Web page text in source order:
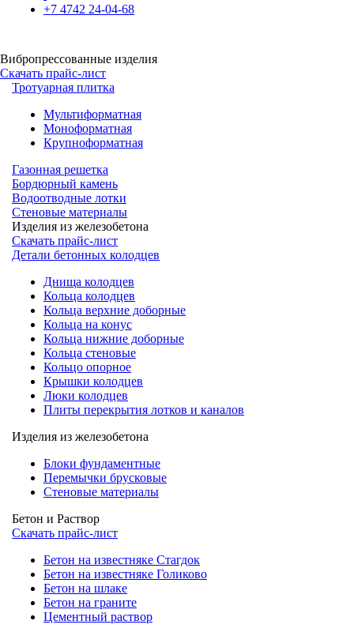
+7 4742 24-04-68
Вибропрессованные изделия
Скачать прайс-лист
Тротуарная плитка
Мультиформатная
Моноформатная
Крупноформатная
Газонная решетка
Бордюрный камень
Водоотводные лотки
Стеновые материалы
Изделия из железобетона
Скачать прайс-лист
Детали бетонных колодцев
Днища колодцев
Кольца колодцев
Кольца верхние доборные
Кольца на конус
Кольца нижние доборные
Кольца стеновые
Кольцо опорное
Крышки колодцев
Люки колодцев
Плиты перекрытия лотков и каналов
Изделия из железобетона
Блоки фундаментные
Перемычки брусковые
Стеновые материалы
Бетон и Раствор
Скачать прайс-лист
Бетон на известняке Стагдок
Бетон на известняке Голиково
Бетон на шлаке
Бетон на граните
Цементный раствор